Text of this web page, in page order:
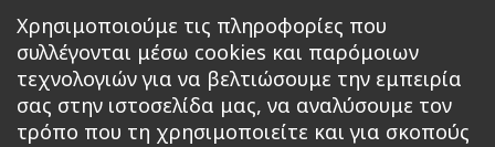
Προσθήκη στο καλάθι
Χρησιμοποιούμε τις πληροφορίες που
συλλέγονται μέσω cookies και παρόμοιων
τεχνολογιών για να βελτιώσουμε την εμπειρία
σας στην ιστοσελίδα μας, να αναλύσουμε τον
τρόπο που τη χρησιμοποιείτε και για σκοπούς